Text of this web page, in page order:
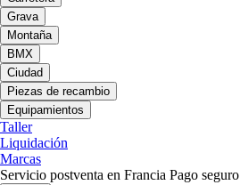
Grava
Montaña
BMX
Ciudad
Piezas de recambio
Equipamientos
Taller
Liquidación
Marcas
Servicio postventa en Francia Pago seguro